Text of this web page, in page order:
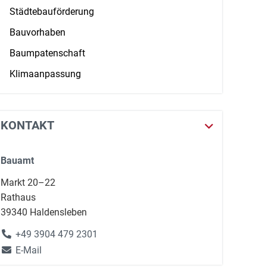
Städtebauförderung
Bauvorhaben
Baumpatenschaft
Klimaanpassung
KONTAKT
Bauamt
Markt 20–22
Rathaus
39340 Haldensleben
+49 3904 479 2301
E-Mail